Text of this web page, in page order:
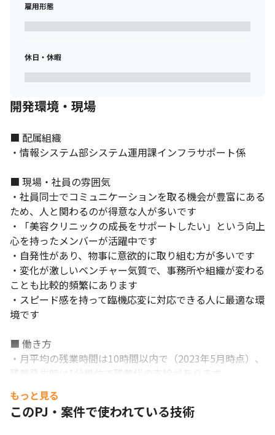
雇用形態
休日・休暇
開発環境・現場
■ 配属組織
・情報システム部システム運用課インフラサポート係
■ 現場・社員の雰囲気
・社員同士でコミュニケーションを取る機会が豊富にある
ため、人と関わるのが得意な人が多いです
・「美容クリニックの成長をサポートしたい」という向上
心を持ったメンバーが活躍中です
・自発性があり、物事に意欲的に取り組む方が多いです
・変化が激しいベンチャー気質で、事務所や組織が変わる
ことも比較的頻繁にあります
・スピード感を持って臨機応変に対応できる人に最適な環
境です
■ 働き方
・月平均の残業時間は10時間以内で（2023年5月時点）、
残業発生時は1分単位で残業代の支給があります
・社内の7割を女性が占めており（2023年5月時点）、女
性にとっても働きやすい環境があります
・管理職を務める女性も多く、女性のキャリア形成を会社
もっと見る
このPJ・案件で使われている技術